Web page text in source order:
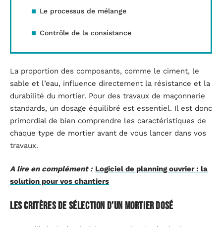
Le processus de mélange
Contrôle de la consistance
La proportion des composants, comme le ciment, le
sable et l’eau, influence directement la résistance et la
durabilité du mortier. Pour des travaux de maçonnerie
standards, un dosage équilibré est essentiel. Il est donc
primordial de bien comprendre les caractéristiques de
chaque type de mortier avant de vous lancer dans vos
travaux.
A lire en complément : Logiciel de planning ouvrier : la
solution pour vos chantiers
Les critères de sélection d’un mortier dosé